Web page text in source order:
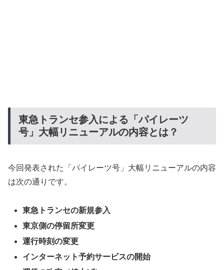
東急トランセ参入による「パイレーツ
号」大幅リニューアルの内容とは？
今回発表された「パイレーツ号」大幅リニューアルの内容
は次の通りです。
東急トランセの新規参入
東京側の停留所変更
運行時刻の変更
インターネット予約サービスの開始